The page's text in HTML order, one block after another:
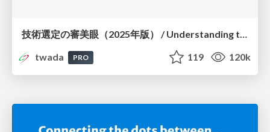
技術選定の審美眼（2025年版） / Understanding the Spiral of Technologies 2025 edition
twada
PRO 119 120k